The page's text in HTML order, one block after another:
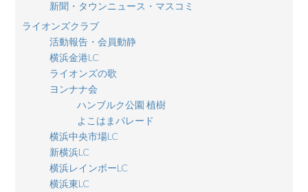
新聞・タウンニュース・マスコミ
ライオンズクラブ
活動報告・会員動静
横浜金港LC
ライオンズの歌
ヨンナナ会
ハンブルク公園 植樹
よこはまパレード
横浜中央市場LC
新横浜LC
横浜レインボーLC
横浜東LC